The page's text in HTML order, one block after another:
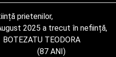
prietenilor,